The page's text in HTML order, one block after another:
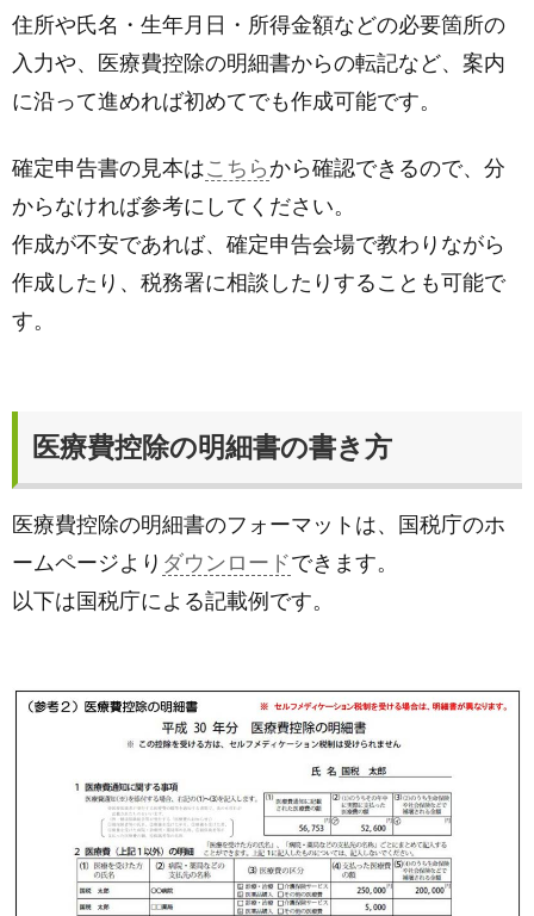
住所や氏名・生年月日・所得金額などの必要箇所の
入力や、医療費控除の明細書からの転記など、案内
に沿って進めれば初めてでも作成可能です。
確定申告書の見本はこちらから確認できるので、分
からなければ参考にしてください。
作成が不安であれば、確定申告会場で教わりながら
作成したり、税務署に相談したりすることも可能で
す。
医療費控除の明細書の書き方
医療費控除の明細書のフォーマットは、国税庁のホ
ームページより ダウンロードできます。
以下は国税庁による記載例です。